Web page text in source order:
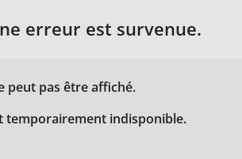
erreur est survenue.
peut pas être affiché.
temporairement indisponible.